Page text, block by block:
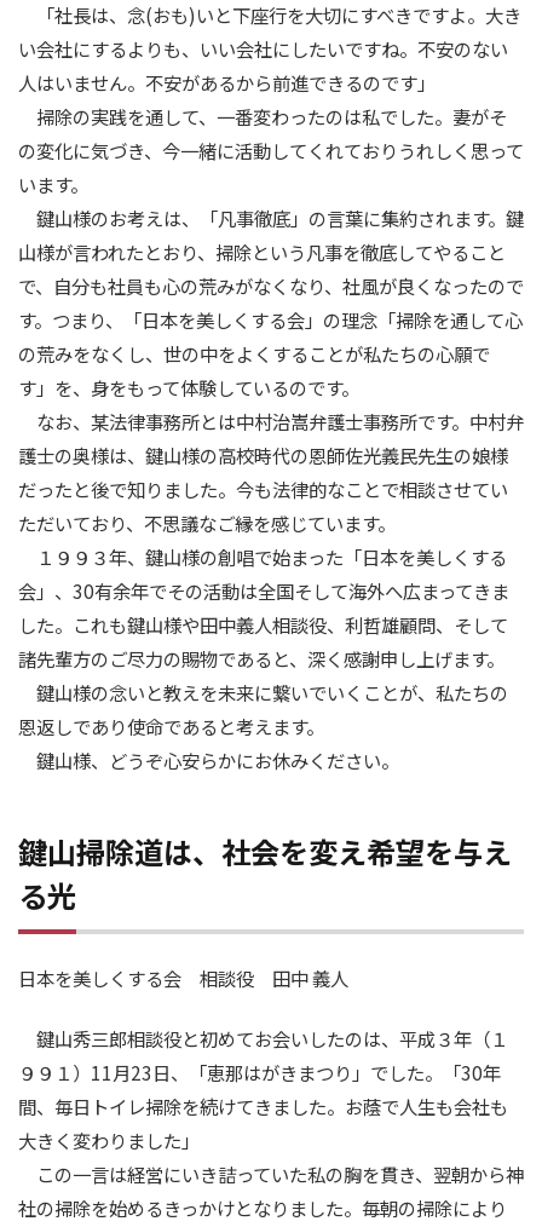
「社長は、念(おも)いと下座行を大切にすべきですよ。大き
い会社にするよりも、いい会社にしたいですね。不安のない
人はいません。不安があるから前進できるのです」
掃除の実践を通して、一番変わったのは私でした。妻がそ
の変化に気づき、今一緒に活動してくれておりうれしく思って
います。
鍵山様のお考えは、「凡事徹底」の言葉に集約されます。鍵
山様が言われたとおり、掃除という凡事を徹底してやること
で、自分も社員も心の荒みがなくなり、社風が良くなったので
す。つまり、「日本を美しくする会」の理念「掃除を通して心
の荒みをなくし、世の中をよくすることが私たちの心願で
す」を、身をもって体験しているのです。
なお、某法律事務所とは中村治嵩弁護士事務所です。中村弁
護士の奥様は、鍵山様の高校時代の恩師佐光義民先生の娘様
だったと後で知りました。今も法律的なことで相談させてい
ただいており、不思議なご縁を感じています。
１９９３年、鍵山様の創唱で始まった「日本を美しくする
会」、30有余年でその活動は全国そして海外へ広まってきま
した。これも鍵山様や田中義人相談役、利哲雄顧問、そして
諸先輩方のご尽力の賜物であると、深く感謝申し上げます。
鍵山様の念いと教えを未来に繋いでいくことが、私たちの
恩返しであり使命であると考えます。
鍵山様、どうぞ心安らかにお休みください。
鍵山掃除道は、社会を変え希望を与え
る光
日本を美しくする会 相談役 田中 義人
鍵山秀三郎相談役と初めてお会いしたのは、平成３年（１
９９１）11月23日、「恵那はがきまつり」でした。「30年
間、毎日トイレ掃除を続けてきました。お蔭で人生も会社も
大きく変わりました」
この一言は経営にいき詰っていた私の胸を貫き、翌朝から神
社の掃除を始めるきっかけとなりました。毎朝の掃除により